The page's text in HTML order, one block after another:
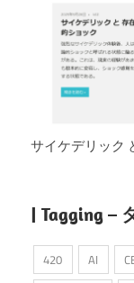
サイケデリック
| Tagging –
420 AI